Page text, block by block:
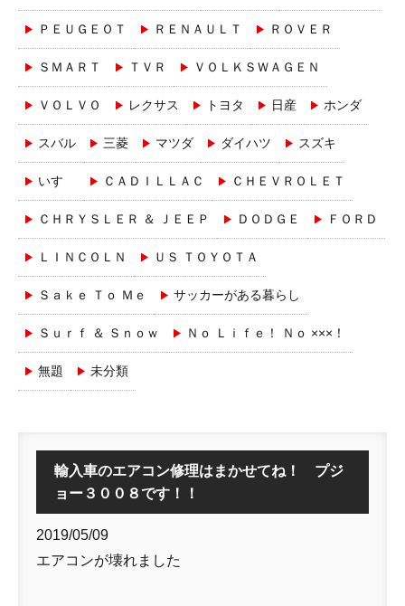
ＰＥＵＧＥＯＴ ＲＥＮＡＵＬＴ ＲＯＶＥＲ
ＳＭＡＲＴ ＴＶＲ ＶＯＬＫＳＷＡＧＥＮ
ＶＯＬＶＯ レクサス トヨタ 日産 ホンダ
スバル 三菱 マツダ ダイハツ スズキ
いすゞ ＣＡＤＩＬＬＡＣ ＣＨＥＶＲＯＬＥＴ
ＣＨＲＹＳＬＥＲ ＆ ＪＥＥＰ ＤＯＤＧＥ ＦＯＲＤ
ＬＩＮＣＯＬＮ ＵＳ ＴＯＹＯＴＡ
Ｓａｋｅ Ｔｏ Ｍｅ サッカーがある暮らし
Ｓｕｒｆ ＆ Ｓｎｏｗ Ｎｏ Ｌｉｆｅ！ Ｎｏ ×××！
無題 未分類
輸入車のエアコン修理はまかせてね！ プジ
ョー３００８です！！
2019/05/09
エアコンが壊れました